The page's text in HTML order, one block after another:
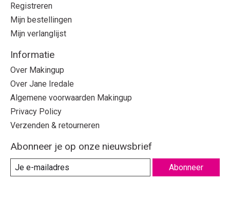
Registreren
Mijn bestellingen
Mijn verlanglijst
Informatie
Over Makingup
Over Jane Iredale
Algemene voorwaarden Makingup
Privacy Policy
Verzenden & retourneren
Abonneer je op onze nieuwsbrief
Abonneer